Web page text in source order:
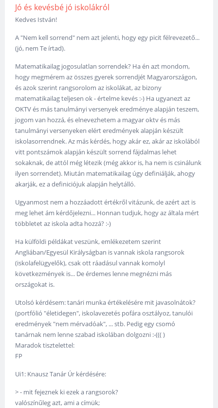
Jó és kevésbé jó iskolákról
Kedves István!
A "Nem kell sorrend" nem azt jelenti, hogy egy picit félrevezető...
(jó, nem Te írtad).
Matematikailag jogosulatlan sorrendek? Ha én azt mondom,
hogy megmérem az összes gyerek sorrendjét Magyarországon,
és azok szerint rangsorolom az iskolákat, az bizony
matematikailag teljesen ok - értelme kevés :-) Ha ugyanezt az
OKTV és más tanulmányi versenyek eredménye alapján teszem,
jogom van hozzá, és elnevezhetem a magyar oktv és más
tanulmányi versenyeken elért eredmények alapján készült
iskolasorrendnek. Az más kérdés, hogy akár ez, akár az iskolából
vitt pontszámok alapján készült sorrend fájdalmas lehet
sokaknak, de attól még létezik (még akkor is, ha nem is csinálunk
ilyen sorrendet). Miután matematikailag úgy definiálják, ahogy
akarják, ez a definiciójuk alapján helytálló.
Ugyanmost nem a hozzáadott értékről vitázunk, de azért azt is
meg lehet ám kérdőjelezni... Honnan tudjuk, hogy az általa mért
többletet az iskola adta hozzá? :-)
Ha külföldi példákat veszünk, emlékezetem szerint
Angliában/Egyesül Királyságban is vannak iskola rangsorok
(iskolafelügyelők), csak ott ráadásul vannak komolyl
következmények is... De érdemes lenne megnézni más
országokat is.
Utolsó kérdésem: tanári munka értékelésére mit javasolnátok?
(portfólió "életidegen", iskolavezetés pofára osztályoz, tanulói
eredmények "nem mérvadóak", ... stb. Pedig egy csomó
tanárnak nem lenne szabad iskolában dolgozni :-((( )
Maradok tisztelettel:
FP
Ui1: Knausz Tanár Úr kérdésére:
> - mit fejeznek ki ezek a rangsorok?
valószínűleg azt, ami a címük;